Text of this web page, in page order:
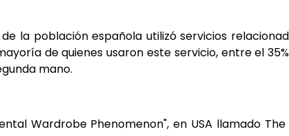
la población española utilizó servicios
de quienes usaron este servicio, entre el
mano.
Wardrobe Phenomenon", en USA llamado